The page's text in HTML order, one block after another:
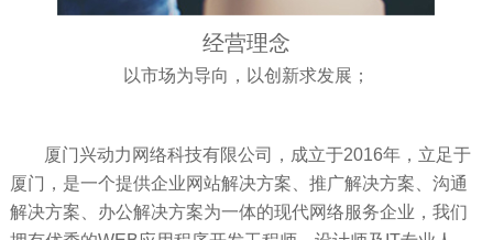
经营理念
以市场为导向，以创新求发展；
厦门兴动力网络科技有限公司，成立于2016年，立足于
厦门，是一个提供企业网站解决方案、推广解决方案、沟通
解决方案、办公解决方案为一体的现代网络服务企业，我们